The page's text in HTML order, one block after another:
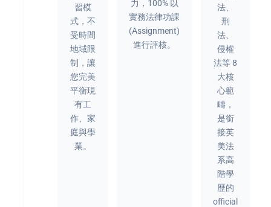
習模
式，不
受時間
地域限
制，讓
您完美
平衡現
有工
作、家
庭與學
業。
力，100% 以
實務法律功課
(Assignment)
進行評核。
法、
刑
法、
侵權
法等 8
大核
心範
疇，
是銜
接英
美法
系高
階學
歷的
official